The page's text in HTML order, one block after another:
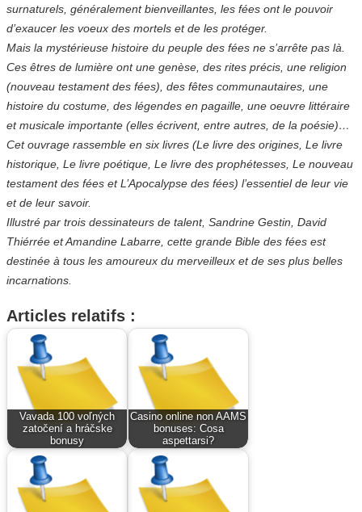
surnaturels, généralement bienveillantes, les fées ont le pouvoir
d’exaucer les voeux des mortels et de les protéger.
Mais la mystérieuse histoire du peuple des fées ne s’arrête pas là.
Ces êtres de lumière ont une genèse, des rites précis, une religion
(nouveau testament des fées), des fêtes communautaires, une
histoire du costume, des légendes en pagaille, une oeuvre littéraire
et musicale importante (elles écrivent, entre autres, de la poésie)…
Cet ouvrage rassemble en six livres (Le livre des origines, Le livre
historique, Le livre poétique, Le livre des prophétesses, Le nouveau
testament des fées et L’Apocalypse des fées) l’essentiel de leur vie
et de leur savoir.
Illustré par trois dessinateurs de talent, Sandrine Gestin, David
Thiérrée et Amandine Labarre, cette grande Bible des fées est
destinée à tous les amoureux du merveilleux et de ses plus belles
incarnations.
Articles relatifs :
Vavada 100 voľných
zatočení a hráčske
bonusy
Casino online non AAMS
bonuses: Cosa
aspettarsi?